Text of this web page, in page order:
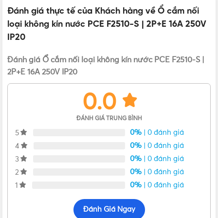
Bản vẽ kích thước của Ổ cắm nối loại không kín nước F2510-S
Ưu điểm nổi bật của ổ cắm F2510-S
thuộc loại không kín nước, được thiết kế bo
tròn với các lỗ cắm nằm sâu bên trong giúp kết nối với
Đánh giá thực tế của Khách hàng về Ổ cắm nối
loại không kín nước PCE F2510-S | 2P+E 16A 250V
IP20
Đánh giá Ổ cắm nối loại không kín nước PCE F2510-S |
2P+E 16A 250V IP20
0.0
ĐÁNH GIÁ TRUNG BÌNH
5 0% | 0 đánh giá
4
0% | 0 đánh giá
3
0% | 0 đánh giá
2
0% | 0 đánh giá
1
0% | 0 đánh giá
Đánh Giá Ngay